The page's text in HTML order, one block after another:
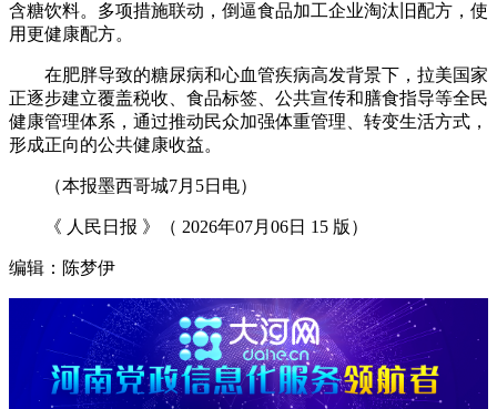
含糖饮料。多项措施联动，倒逼食品加工企业淘汰旧配方，使
用更健康配方。
在肥胖导致的糖尿病和心血管疾病高发背景下，拉美国家
正逐步建立覆盖税收、食品标签、公共宣传和膳食指导等全民
健康管理体系，通过推动民众加强体重管理、转变生活方式，
形成正向的公共健康收益。
（本报墨西哥城7月5日电）
《 人民日报 》（ 2026年07月06日 15 版）
编辑：陈梦伊